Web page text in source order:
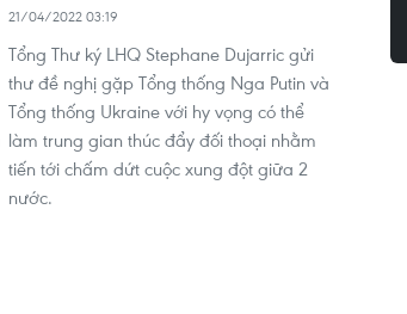
21/04/2022 03:19
Tổng Thư ký LHQ Stephane Dujarric gửi
thư đề nghị gặp Tổng thống Nga Putin và
Tổng thống Ukraine với hy vọng có thể
làm trung gian thúc đẩy đối thoại nhằm
tiến tới chấm dứt cuộc xung đột giữa 2
nước.